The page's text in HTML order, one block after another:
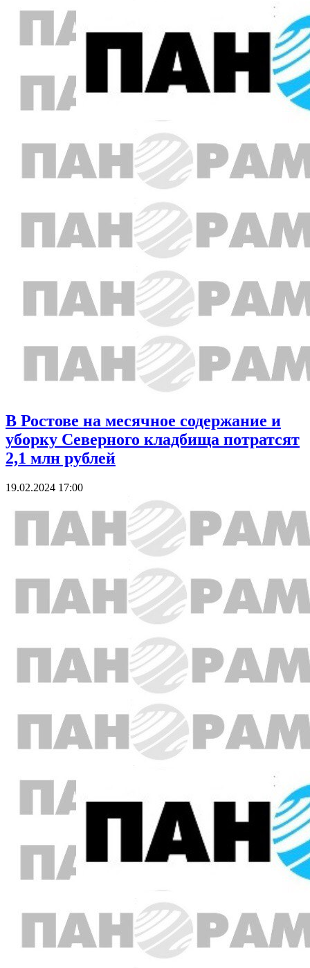
В Ростове на месячное содержание и
уборку Северного кладбища потратсят
2,1 млн рублей
19.02.2024 17:00